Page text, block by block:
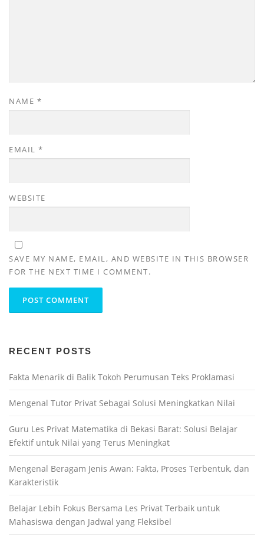
NAME *
EMAIL *
WEBSITE
SAVE MY NAME, EMAIL, AND WEBSITE IN THIS BROWSER
FOR THE NEXT TIME I COMMENT.
RECENT POSTS
Fakta Menarik di Balik Tokoh Perumusan Teks Proklamasi
Mengenal Tutor Privat Sebagai Solusi Meningkatkan Nilai
Guru Les Privat Matematika di Bekasi Barat: Solusi Belajar
Efektif untuk Nilai yang Terus Meningkat
Mengenal Beragam Jenis Awan: Fakta, Proses Terbentuk, dan
Karakteristik
Belajar Lebih Fokus Bersama Les Privat Terbaik untuk
Mahasiswa dengan Jadwal yang Fleksibel